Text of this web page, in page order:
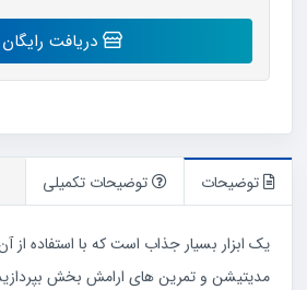
اکانت
Percent
دریافت رایگان
توضیحات توضیحات تکمیلی
یک ابزار بسیار جذاب است که با استفاده از
مدیتیشن و تمرین های ارامش بخش